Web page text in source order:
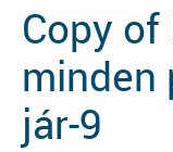
Copy
minden
jár-9